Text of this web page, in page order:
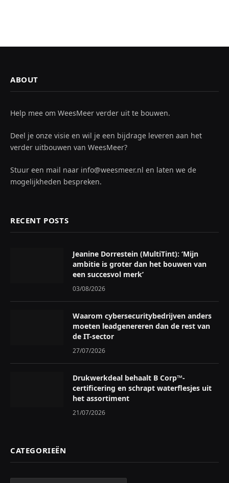
ABOUT
Help mee om WeesMeer verder uit te bouwen.
Deel je onze visie en wil je een bijdrage leveren aan het
verder uitbouwen van WeesMeer?
Stuur een mail naar info@weesmeer.nl en laten we de
mogelijkheden bespreken.
RECENT POSTS
Jeanine Dorrestein (MultiTint): ‘Mijn
ambitie is groter dan het bouwen van
een succesvol merk’
03/08/2026
Waarom cybersecuritybedrijven anders
moeten leadgenereren dan de rest van
de IT-sector
27/07/2026
Drukwerkdeal behaalt B Corp™-
certificering en schrapt waterflesjes uit
het assortiment
21/07/2026
CATEGORIEËN